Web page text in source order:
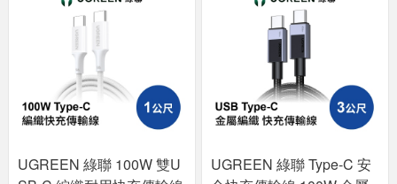
UGREEN 綠聯 100W 雙U
UGREEN 綠聯 Type-C 安